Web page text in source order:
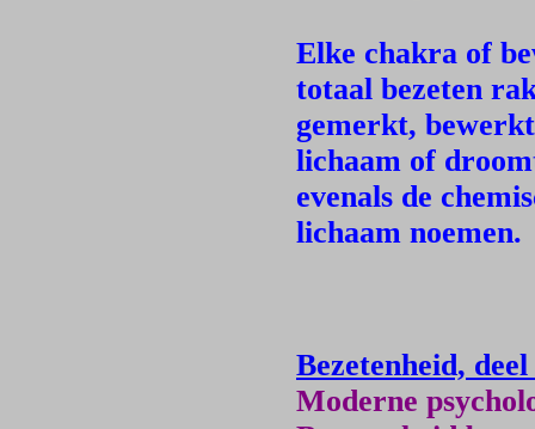
Elke chakra of
totaal bezeten
gemerkt,
lichaam of
evenals de
lichaam noemen.
Bezetenheid, deel
Moderne